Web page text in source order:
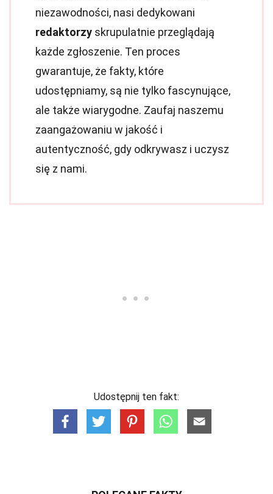
niezawodności, nasi dedykowani
redaktorzy skrupulatnie przeglądają
każde zgłoszenie. Ten proces
gwarantuje, że fakty, które
udostępniamy, są nie tylko fascynujące,
ale także wiarygodne. Zaufaj naszemu
zaangażowaniu w jakość i
autentyczność, gdy odkrywasz i uczysz
się z nami.
Udostępnij ten fakt: